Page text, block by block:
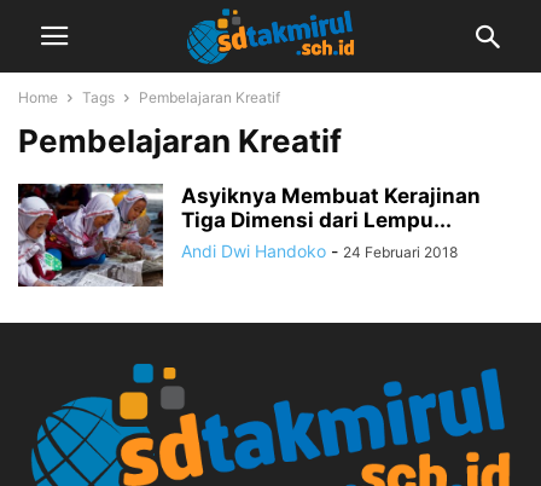
Home Tags Pembelajaran Kreatif
Pembelajaran Kreatif
Asyiknya Membuat Kerajinan
Tiga Dimensi dari Lempu...
Andi Dwi Handoko - 24 Februari 2018